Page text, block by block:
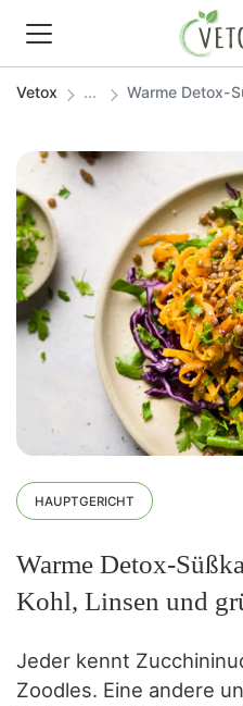
REZEPTWELT
WISSEN
SHOP
GRATIS
Vetox Warme Detox-
HAUPTGERICHT
Warme Detox-
Kohl, Linsen und
Jeder kennt
Zoodles. Eine andere